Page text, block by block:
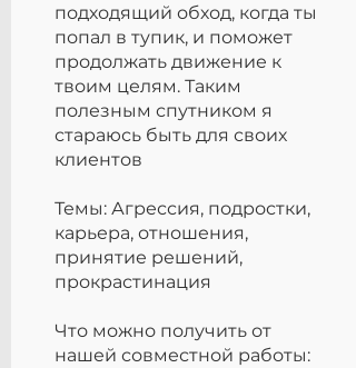
подходящий обход, когда ты
попал в тупик, и поможет
продолжать движение к
твоим целям. Таким
полезным спутником я
стараюсь быть для своих
клиентов
Темы: Агрессия, подростки,
карьера, отношения,
принятие решений,
прокрастинация
Что можно получить от
нашей совместной работы: